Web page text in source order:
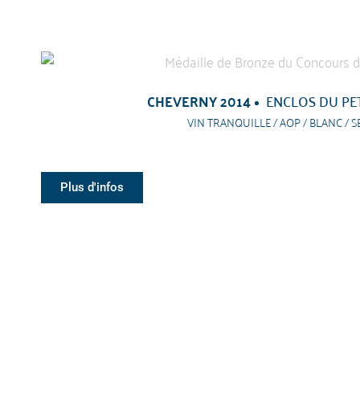
CHEVERNY 2014 ENCLOS DU
VIN TRANQUILLE / AOP / BLANC /
Plus d'infos